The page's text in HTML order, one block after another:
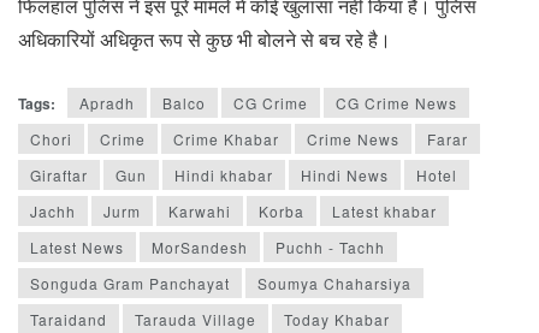
अधिकारियों अधिकृत रूप से कुछ भी बोलने से बच रहे है।
Tags: Apradh Balco CG Crime
CG Crime News
Chori
Crime Crime Khabar Crime News
Farar
Giraftar
Gun Hindi khabar Hindi News
Hotel
Jachh
Jurm Karwahi Korba
Latest khabar
Latest News
MorSandesh
Puchh - Tachh
Songuda Gram Panchayat
Soumya Chaharsiya
Taraidand
Tarauda Village
Today Khabar